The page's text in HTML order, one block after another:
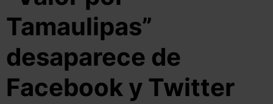
Tamaulipas”
desaparece de
Facebook y Twitter